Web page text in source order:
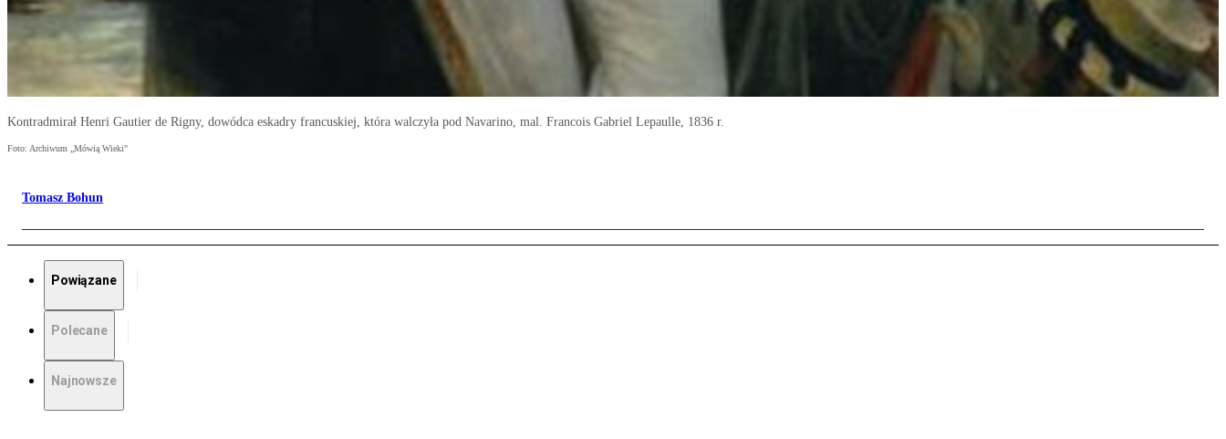
Kontradmirał Henri Gautier de Rigny, dowódca eskadry francuskiej, która walczyła pod Navarino, mal. Francois Gabriel Lepaulle, 1836 r.
Foto: Archiwum „Mówią Wieki"
Tomasz Bohun
Powiązane
Polecane
Najnowsze